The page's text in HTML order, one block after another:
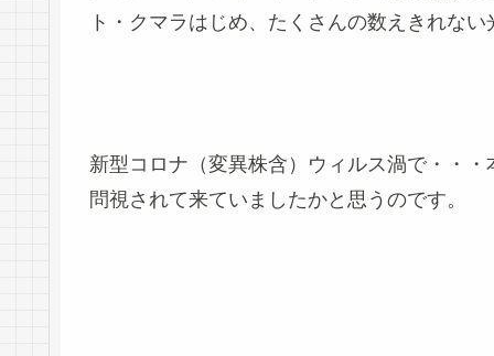
ト・クマラはじめ、たくさんの数えきれな
新型コロナ（変異株含）ウィルス渦で・・
問視されて来ていましたかと思うのです。